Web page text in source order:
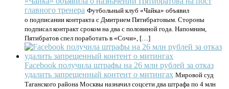
главного тренера Футбольный клуб «Чайка» объявил
о подписании контракта с Дмитрием Пятибратовым. Стороны
подписал контракт сроком на два с половиной года. Напомним,
Пятибратов спел поработать в «Сочи», […]
Facebook получила штрафы на 26 млн рублей за отказ
удалить запрещенный контент о митингах Мировой суд
Таганского района Москвы назначил соцсети два штрафа по 4 млн